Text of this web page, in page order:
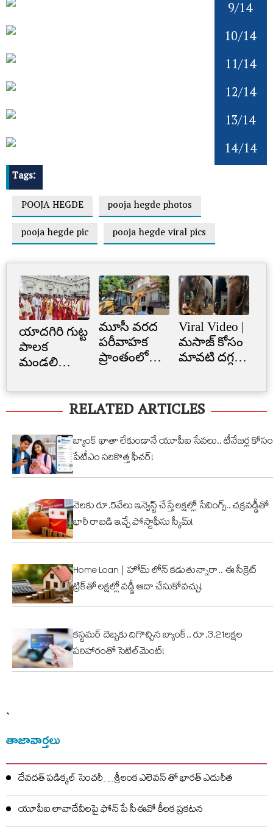
9/14
10/14
11/14
12/14
13/14
14/14
Tags:
POOJA HEGDE
pooja hegde photos
pooja hegde pic
pooja hegde viral pics
యాదగిరి గుట్ట
పాలక
మండలి
స్వీకారం
మూసీ వరద
పరీవాహక
ప్రాంతంలో
నిర్మాణం..
నార్సింగిలో
స్కూల్‌
భవనం
కూల్చివేత
Viral Video |
మసాజ్ కోసం
మావటి దగ్గర
ఏనుగు..
క్యూట్
వీడియో
వైరల్!
RELATED ARTICLES
బ్యాంక్ ఖాతా లేకుండానే యూపీఐ సేవలు.. టీనేజర్ల కోసం
పేటీఎం సరికొత్త ఫీచర్!
నెలకు రూ.5వేలు ఇన్వెస్ట్ చేస్తే లక్షల్లో సేవింగ్స్.. చక్రవడ్డీతో
భారీ రాబడి ఇచ్చే పోస్టాఫీసు స్కీమ్!
Home Loan | హోమ్ లోన్ కడుతున్నారా.. ఈ సీక్రెట్
ట్రిక్‌తో లక్షల్లో వడ్డీ ఆదా చేసుకోవచ్చు!
కస్టమర్ దెబ్బకు దిగొచ్చిన బ్యాంక్.. రూ.3.21లక్షల
పరిహారంతో సెటిల్‌మెంట్!
`
తాజావార్తలు
దేవదత్ పడిక్కల్‌ సెంచరీ…శ్రీలంక ఎలెవన్ తో భారత్ ఎదురీత
యూపీఐ లావాదేవీలపై ఫోన్ పే సీఈవో కీలక ప్రకటన